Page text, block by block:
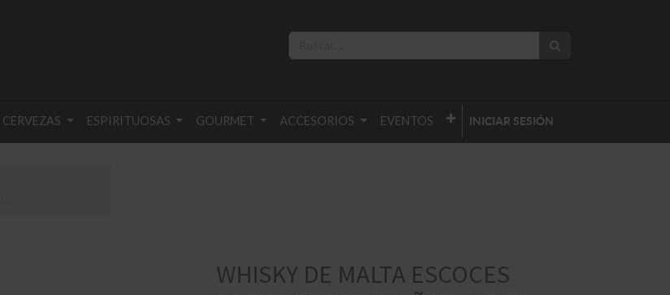
CERVEZAS ESPIRITUOSAS GOURMET ACCESORIOS EVENTOS INICIAR SESIÓN
WHISKY DE MALTA ESCOCES